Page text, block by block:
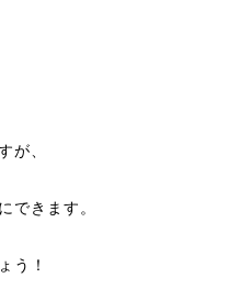
が、
できます。
う！